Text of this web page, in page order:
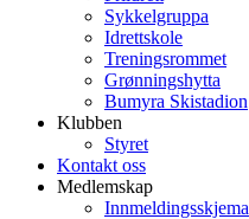
Sykkelgruppa
Idrettskole
Treningsrommet
Grønningshytta
Bumyra Skistadion
Klubben
Styret
Kontakt oss
Medlemskap
Innmeldingsskjema